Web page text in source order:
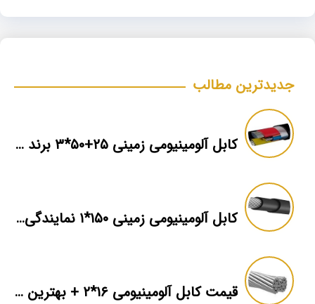
جدیدترین مطالب
کابل آلومینیومی زمینی ۲۵+۵۰*۳ برند ماهان
کابل آلومینیومی زمینی ۱۵۰*۱ نمایندگی فروش
قیمت کابل آلومینیومی ۱۶*۲ + بهترین برند بازار + اطلاعات فنی